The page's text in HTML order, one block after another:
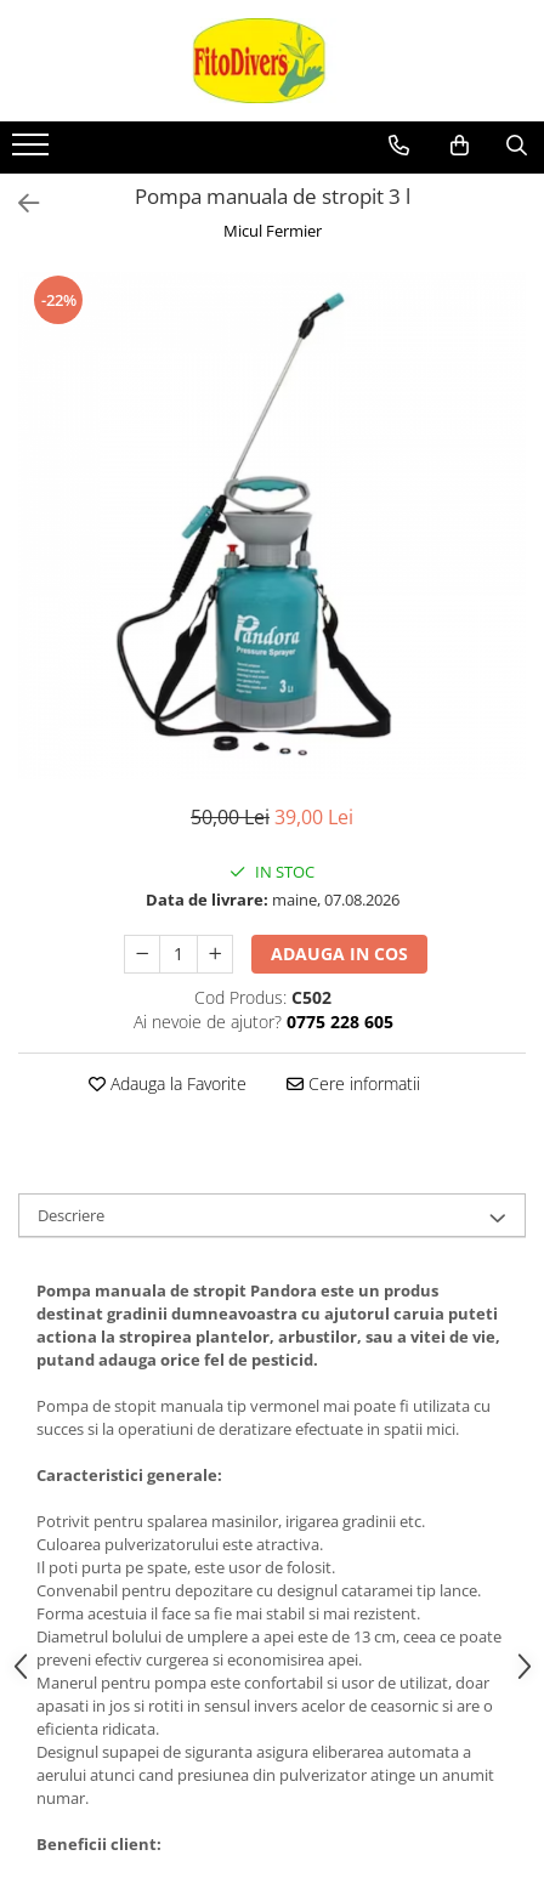
Pompa manuala de stropit 3 l
Micul Fermier
-22%
50,00 Lei39,00 Lei
IN STOC
Data de livrare: maine, 07.08.2026
ADAUGA IN COS
Cod Produs: C502
Ai nevoie de ajutor? 0775 228 605
Adauga la Favorite Cere informatii
Descriere
Pompa manuala de stropit Pandora este un produs
destinat gradinii dumneavoastra cu ajutorul caruia puteti
actiona la stropirea plantelor, arbustilor, sau a vitei de vie,
putand adauga orice fel de pesticid.
Pompa de stopit manuala tip vermonel mai poate fi utilizata cu
succes si la operatiuni de deratizare efectuate in spatii mici.
Caracteristici generale:
Potrivit pentru spalarea masinilor, irigarea gradinii etc.
Culoarea pulverizatorului este atractiva.
Il poti purta pe spate, este usor de folosit.
Convenabil pentru depozitare cu designul cataramei tip lance.
Forma acestuia il face sa fie mai stabil si mai rezistent.
Diametrul bolului de umplere a apei este de 13 cm, ceea ce poate
preveni efectiv curgerea si economisirea apei.
Manerul pentru pompa este confortabil si usor de utilizat, doar
apasati in jos si rotiti in sensul invers acelor de ceasornic si are o
eficienta ridicata.
Designul supapei de siguranta asigura eliberarea automata a
aerului atunci cand presiunea din pulverizator atinge un anumit
numar.
Beneficii client: